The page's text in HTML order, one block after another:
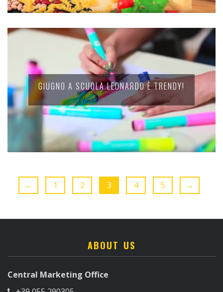
GIUGNO A SCUOLA LEONARDO È TRENDY!
← 1 2 3 4 5 →
ABOUT US
Central Marketing Office